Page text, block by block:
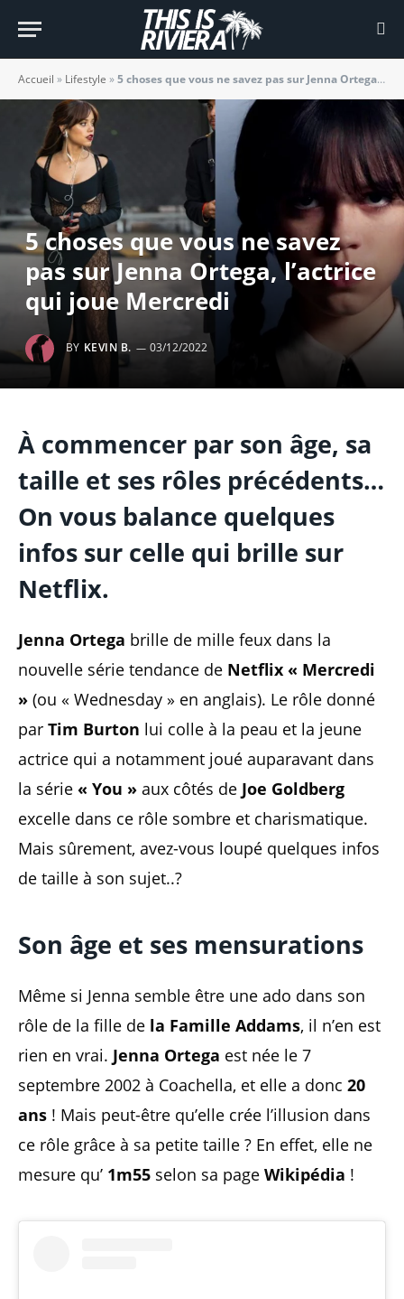
Accueil » Lifestyle »5 choses que vous ne savez pas sur Jenna Ortega, l’actrice qui joue Mercredi
5 choses que vous ne savez
pas sur Jenna Ortega, l’actrice
qui joue Mercredi
BY KEVIN B. 03/12/2022
À commencer par son âge, sa
taille et ses rôles précédents…
On vous balance quelques
infos sur celle qui brille sur
Netflix.
Jenna Ortega brille de mille feux dans la
nouvelle série tendance de Netflix « Mercredi
» (ou « Wednesday » en anglais). Le rôle donné
par Tim Burton lui colle à la peau et la jeune
actrice qui a notamment joué auparavant dans
la série « You » aux côtés de Joe Goldberg
excelle dans ce rôle sombre et charismatique.
Mais sûrement, avez-vous loupé quelques infos
de taille à son sujet..?
Son âge et ses mensurations
Même si Jenna semble être une ado dans son
rôle de la fille de la Famille Addams, il n’en est
rien en vrai. Jenna Ortega est née le 7
septembre 2002 à Coachella, et elle a donc 20
ans ! Mais peut-être qu’elle crée l’illusion dans
ce rôle grâce à sa petite taille ? En effet, elle ne
mesure qu’ 1m55 selon sa page Wikipédia !